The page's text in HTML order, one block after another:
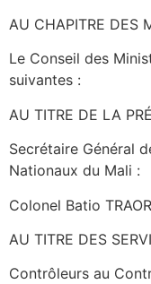
AU CHAPITRE DES
Le Conseil des
suivantes :
AU TITRE DE LA
Secrétaire Général
Nationaux du Mali :
Colonel Batio
AU TITRE DES
Contrôleurs au